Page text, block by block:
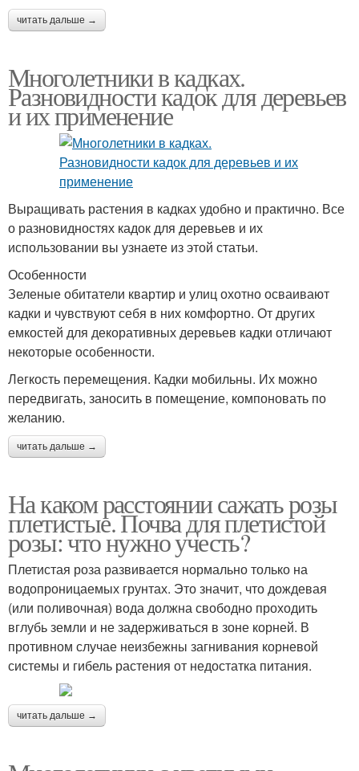
читать дальше →
Многолетники в кадках.
Разновидности кадок для деревьев
и их применение
Выращивать растения в кадках удобно и практично. Все
о разновидностях кадок для деревьев и их
использовании вы узнаете из этой статьи.
Особенности
Зеленые обитатели квартир и улиц охотно осваивают
кадки и чувствуют себя в них комфортно. От других
емкостей для декоративных деревьев кадки отличают
некоторые особенности.
Легкость перемещения. Кадки мобильны. Их можно
передвигать, заносить в помещение, компоновать по
желанию.
читать дальше →
На каком расстоянии сажать розы
плетистые. Почва для плетистой
розы: что нужно учесть?
Плетистая роза развивается нормально только на
водопроницаемых грунтах. Это значит, что дождевая
(или поливочная) вода должна свободно проходить
вглубь земли и не задерживаться в зоне корней. В
противном случае неизбежны загнивания корневой
системы и гибель растения от недостатка питания.
читать дальше →